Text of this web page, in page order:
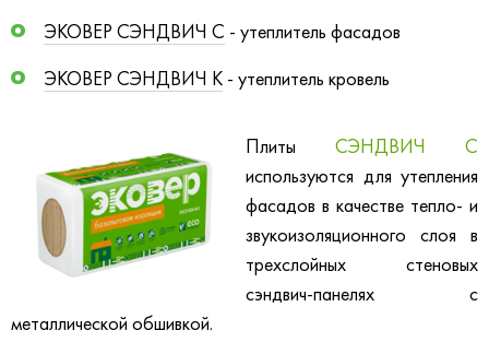
ЭКОВЕР СЭНДВИЧ С - утеплитель фасадов
ЭКОВЕР СЭНДВИЧ К - утеплитель кровель
Плиты СЭНДВИЧ С
используются для утепления
фасадов в качестве тепло- и
звукоизоляционного слоя в
трехслойных стеновых
сэндвич-панелях с
металлической обшивкой.